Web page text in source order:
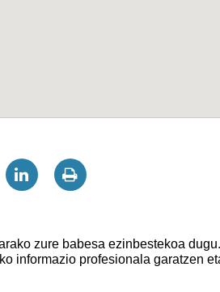
zure babesa ezinbestekoa dugu.
informazio profesionala garatzen